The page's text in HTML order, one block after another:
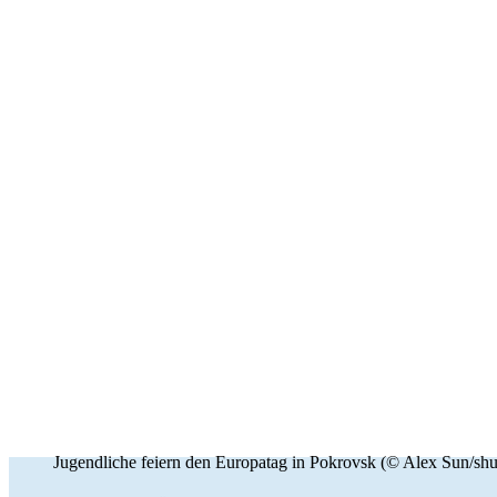
Jugend­liche feiern den Europatag in Pokrovsk (© Alex Sun/​